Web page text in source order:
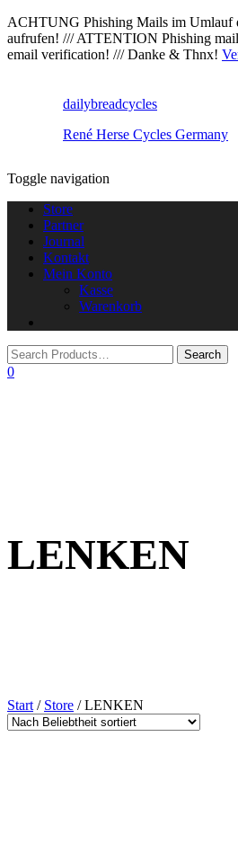
ACHTUNG Phishing Mails im Umlauf
aufrufen! /// ATTENTION Phishing
email verification! /// Danke & Thnx!
dailybreadcycles
René Herse Cycles Germany
Toggle navigation
Store
Partner
Journal
Kontakt
Mein Konto
Kasse
Warenkorb
0
LENKEN
Start / Store / LENKEN